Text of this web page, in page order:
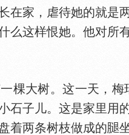
在家，虐待她的就是
么这样恨她。他对所
大树。这一天，梅
石子儿。这是家里用
着两条树枝做成的